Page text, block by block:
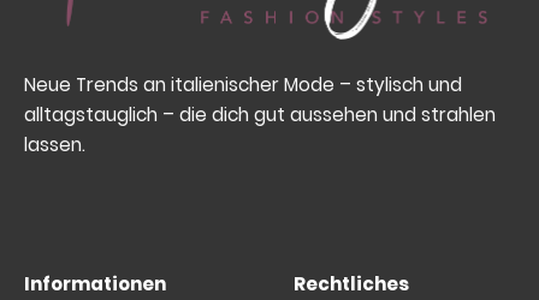
Neue Trends an italienischer Mode – stylisch und
alltagstauglich – die dich gut aussehen und strahlen
lassen.
Informationen Rechtliches